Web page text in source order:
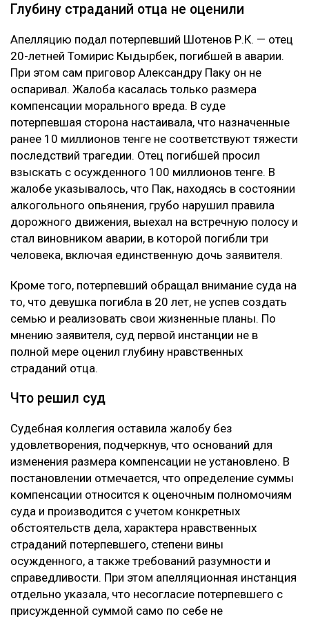
Глубину страданий отца не оценили
Апелляцию подал потерпевший Шотенов Р.К. — отец
20-летней Томирис Кыдырбек, погибшей в аварии.
При этом сам приговор Александру Паку он не
оспаривал. Жалоба касалась только размера
компенсации морального вреда. В суде
потерпевшая сторона настаивала, что назначенные
ранее 10 миллионов тенге не соответствуют тяжести
последствий трагедии. Отец погибшей просил
взыскать с осужденного 100 миллионов тенге. В
жалобе указывалось, что Пак, находясь в состоянии
алкогольного опьянения, грубо нарушил правила
дорожного движения, выехал на встречную полосу и
стал виновником аварии, в которой погибли три
человека, включая единственную дочь заявителя.
Кроме того, потерпевший обращал внимание суда на
то, что девушка погибла в 20 лет, не успев создать
семью и реализовать свои жизненные планы. По
мнению заявителя, суд первой инстанции не в
полной мере оценил глубину нравственных
страданий отца.
Что решил суд
Судебная коллегия оставила жалобу без
удовлетворения, подчеркнув, что оснований для
изменения размера компенсации не установлено. В
постановлении отмечается, что определение суммы
компенсации относится к оценочным полномочиям
суда и производится с учетом конкретных
обстоятельств дела, характера нравственных
страданий потерпевшего, степени вины
осужденного, а также требований разумности и
справедливости. При этом апелляционная инстанция
отдельно указала, что несогласие потерпевшего с
присужденной суммой само по себе не